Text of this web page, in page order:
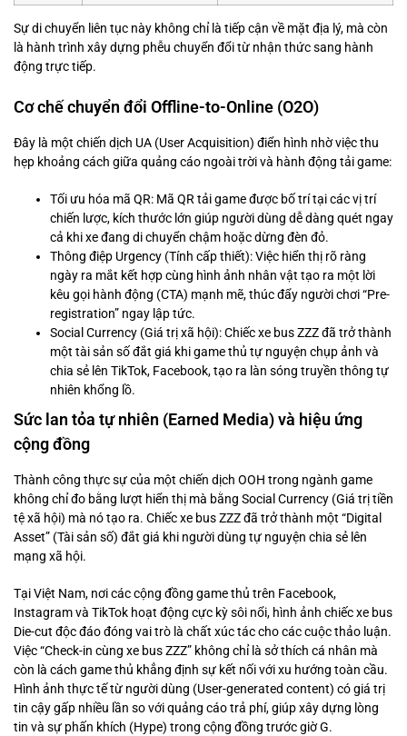
Sự di chuyển liên tục này không chỉ là tiếp cận về mặt địa lý, mà còn
là hành trình xây dựng phễu chuyển đổi từ nhận thức sang hành
động trực tiếp.
Cơ chế chuyển đổi Offline-to-Online (O2O)
Đây là một chiến dịch UA (User Acquisition) điển hình nhờ việc thu
hẹp khoảng cách giữa quảng cáo ngoài trời và hành động tải game:
Tối ưu hóa mã QR: Mã QR tải game được bố trí tại các vị trí
chiến lược, kích thước lớn giúp người dùng dễ dàng quét ngay
cả khi xe đang di chuyển chậm hoặc dừng đèn đỏ.
Thông điệp Urgency (Tính cấp thiết): Việc hiển thị rõ ràng
ngày ra mắt kết hợp cùng hình ảnh nhân vật tạo ra một lời
kêu gọi hành động (CTA) mạnh mẽ, thúc đẩy người chơi “Pre-
registration” ngay lập tức.
Social Currency (Giá trị xã hội): Chiếc xe bus ZZZ đã trở thành
một tài sản số đắt giá khi game thủ tự nguyện chụp ảnh và
chia sẻ lên TikTok, Facebook, tạo ra làn sóng truyền thông tự
nhiên khổng lồ.
Sức lan tỏa tự nhiên (Earned Media) và hiệu ứng
cộng đồng
Thành công thực sự của một chiến dịch OOH trong ngành game
không chỉ đo bằng lượt hiển thị mà bằng Social Currency (Giá trị tiền
tệ xã hội) mà nó tạo ra. Chiếc xe bus ZZZ đã trở thành một “Digital
Asset” (Tài sản số) đắt giá khi người dùng tự nguyện chia sẻ lên
mạng xã hội.
Tại Việt Nam, nơi các cộng đồng game thủ trên Facebook,
Instagram và TikTok hoạt động cực kỳ sôi nổi, hình ảnh chiếc xe bus
Die-cut độc đáo đóng vai trò là chất xúc tác cho các cuộc thảo luận.
Việc “Check-in cùng xe bus ZZZ” không chỉ là sở thích cá nhân mà
còn là cách game thủ khẳng định sự kết nối với xu hướng toàn cầu.
Hình ảnh thực tế từ người dùng (User-generated content) có giá trị
tin cậy gấp nhiều lần so với quảng cáo trả phí, giúp xây dựng lòng
tin và sự phấn khích (Hype) trong cộng đồng trước giờ G.